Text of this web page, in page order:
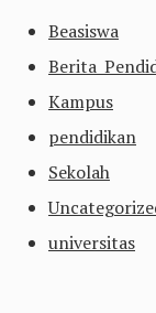
Beasiswa
Berita
Kampus
pendidikan
Sekolah
universitas